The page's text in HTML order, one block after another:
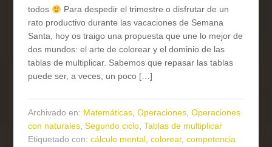
todos
Para despedir el trimestre o disfrutar de un
rato productivo durante las vacaciones de Semana
Santa, hoy os traigo una propuesta que une lo mejor de
dos mundos: el arte de colorear y el dominio de las
tablas de multiplicar. Sabemos que repasar las tablas
puede ser, a veces, un poco […]
Archivado en: Matemáticas,Operaciones,Operaciones
con naturales,Segundo ciclo,Tablas de multiplicar
Etiquetado con:cálculo mental,colorear,competencia